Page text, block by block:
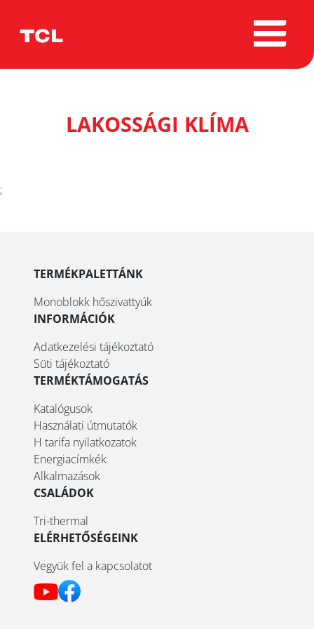
LAKOSSÁGI KLÍMA
;
TERMÉKPALETTÁNK
Monoblokk hőszivattyúk
INFORMÁCIÓK
Adatkezelési tájékoztató
Süti tájékoztató
TERMÉKTÁMOGATÁS
Katalógusok
Használati útmutatók
H tarifa nyilatkozatok
Energiacímkék
Alkalmazások
CSALÁDOK
Tri-thermal
ELÉRHETŐSÉGEINK
Vegyük fel a kapcsolatot